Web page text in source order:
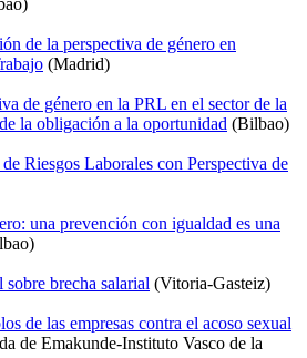
de la perspectiva de género en
(Madrid)
de género en la PRL en el sector de la
la obligación a la oportunidad (Bilbao)
Riesgos Laborales con Perspectiva de
una prevención con igualdad es una
brecha salarial (Vitoria-Gasteiz)
de las empresas contra el acoso sexual
de Emakunde-Instituto Vasco de la